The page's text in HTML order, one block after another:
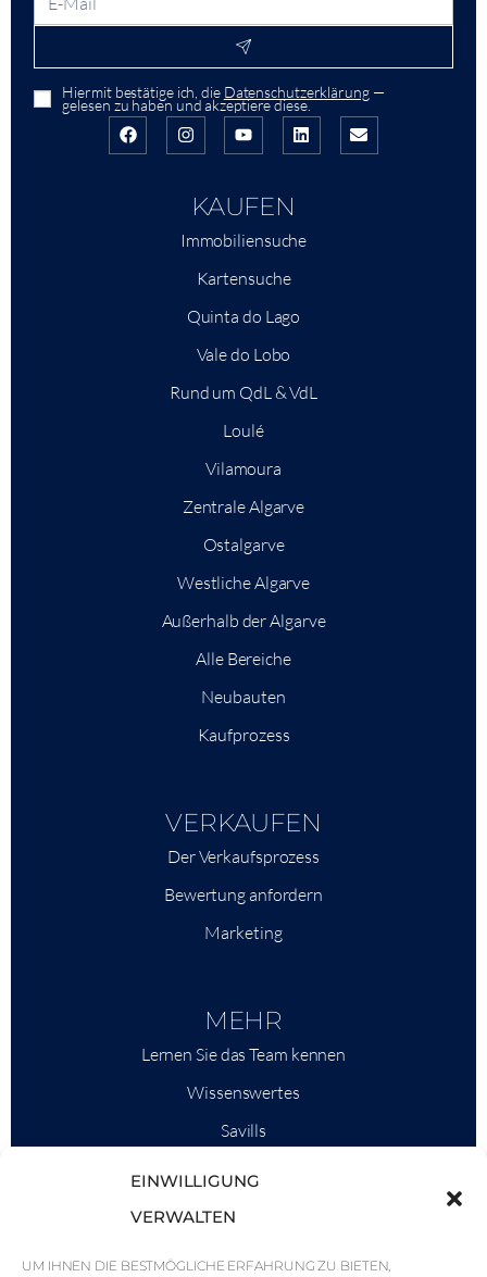
EINWILLIGUNG
VERWALTEN
UM IHNEN DIE BESTMÖGLICHE ERFAHRUNG ZU BIETEN,
Hiermit bestätige ich, die Datenschutzerklärung—
gelesen zu haben und akzeptiere diese.
KAUFEN
Immobiliensuche
Kartensuche
Quinta do Lago
Vale do Lobo
Rund um QdL & VdL
Loulé
Vilamoura
Zentrale Algarve
Ostalgarve
Westliche Algarve
Außerhalb der Algarve
Alle Bereiche
Neubauten
Kaufprozess
VERKAUFEN
Der Verkaufsprozess
Bewertung anfordern
Marketing
MEHR
Lernen Sie das Team kennen
Wissenswertes
Savills
Warum QP Savills?